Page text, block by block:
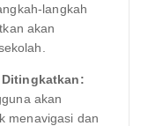
langkah
akan
akan
menavigasi dan